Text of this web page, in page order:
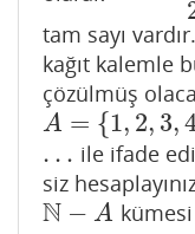
tam sayı
kağıt kalemle
çözülmüş
A = {1, 2, 3,
A= {1, 2, 3,4,6 …
…
…
ile ifade
siz
N − A
N−A